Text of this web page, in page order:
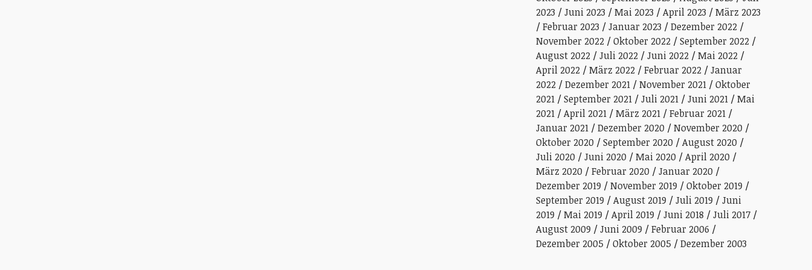
2023
Juni 2023 Mai 2023 April 2023
März 2023
Februar 2023
Januar 2023
Dezember 2022
November 2022
Oktober 2022
September 2022
August 2022
Juli 2022 Juni 2022
Mai 2022
April 2022
März 2022 Februar 2022
Januar
2022
Dezember 2021 November 2021
Oktober
2021
September 2021 Juli 2021 Juni 2021
Mai
2021
April 2021 März 2021
Februar 2021
Januar 2021
Dezember 2020
November 2020
Oktober 2020
September 2020
August 2020
Juli 2020
Juni 2020 Mai 2020
April 2020
März 2020
Februar 2020
Januar 2020
Dezember 2019
November 2019
Oktober 2019
September 2019
August 2019 Juli 2019
Juni
2019
Mai 2019 April 2019 Juni 2018
Juli 2017
August 2009
Juni 2009
Februar 2006
Dezember 2005
Oktober 2005 Dezember 2003